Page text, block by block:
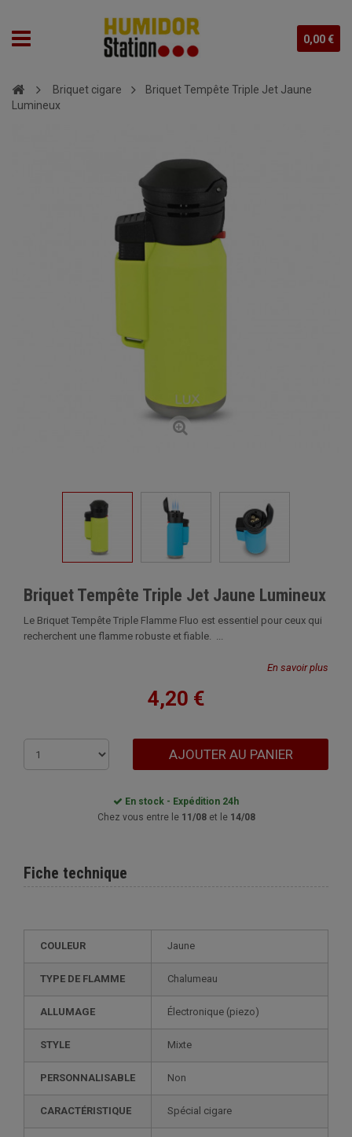
0,00 €
Briquet cigare
Briquet Tempête Triple Jet Jaune
Lumineux
Briquet Tempête Triple Jet Jaune Lumineux
Le Briquet Tempête Triple Flamme Fluo est essentiel pour ceux qui
recherchent une flamme robuste et fiable. ...
En savoir plus
4,20 €
AJOUTER AU PANIER
En stock - Expédition 24h
Chez vous entre le 11/08et le 14/08
Fiche technique
COULEUR Jaune
TYPE DE FLAMME Chalumeau
ALLUMAGE électronique (piezo)
STYLE mixte
PERSONNALISABLE non
CARACTÉRISTIQUE spécial cigare